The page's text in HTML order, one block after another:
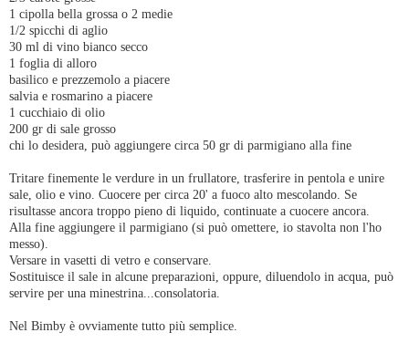
1 cipolla bella grossa o 2 medie
1/2 spicchi di aglio
30 ml di vino bianco secco
1 foglia di alloro
basilico e prezzemolo a piacere
salvia e rosmarino a piacere
1 cucchiaio di olio
200 gr di sale grosso
chi lo desidera, può aggiungere circa 50 gr di parmigiano alla fine
Tritare finemente le verdure in un frullatore, trasferire in pentola e unire
sale, olio e vino. Cuocere per circa 20' a fuoco alto mescolando. Se
risultasse ancora troppo pieno di liquido, continuate a cuocere ancora.
Alla fine aggiungere il parmigiano (si può omettere, io stavolta non l'ho
messo).
Versare in vasetti di vetro e conservare.
Sostituisce il sale in alcune preparazioni, oppure, diluendolo in acqua, può
servire per una minestrina...consolatoria.
Nel Bimby è ovviamente tutto più semplice.